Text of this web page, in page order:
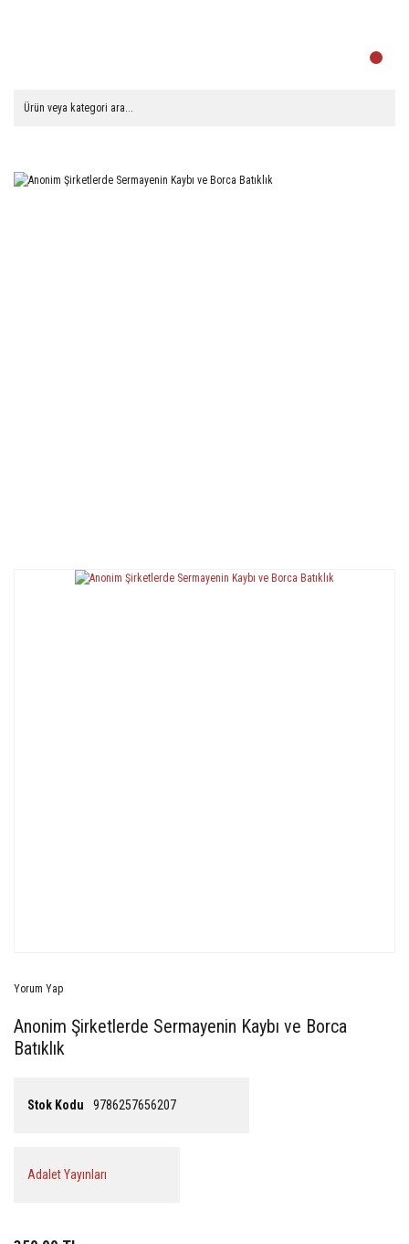
Yorum Yap
Anonim Şirketlerde Sermayenin Kaybı ve Borca
Batıklık
Stok Kodu 9786257656207
Adalet Yayınları